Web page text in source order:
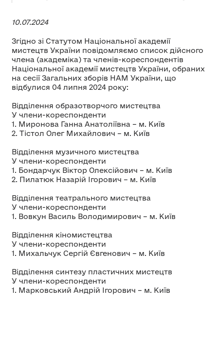
10.07.2024
Згідно зі Статутом Національної академії
мистецтв України повідомляємо список дійсного
члена (академіка) та членів-кореспондентів
Національної академії мистецтв України, обраних
на сесії Загальних зборів НАМ України, що
відбулися 04 липня 2024 року:
Відділення образотворчого мистецтва
У члени-кореспонденти
1. Миронова Ганна Анатоліївна – м. Київ
2. Тістол Олег Михайлович – м. Київ
Відділення музичного мистецтва
У члени-кореспонденти
1. Бондарчук Віктор Олексійович – м. Київ
2. Пилатюк Назарій Ігорович – м. Київ
Відділення театрального мистецтва
У члени-кореспонденти
1. Вовкун Василь Володимирович – м. Київ
Відділення кіномистецтва
У члени-кореспонденти
1. Михальчук Сергій Євгенович – м. Київ
Відділення синтезу пластичних мистецтв
У члени-кореспонденти
1. Марковський Андрій Ігорович – м. Київ